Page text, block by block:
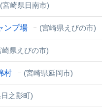
(宮崎県日南市)
ンプ場 (宮崎県えびの市)
崎県えびの市)
村 (宮崎県延岡市)
之影町)